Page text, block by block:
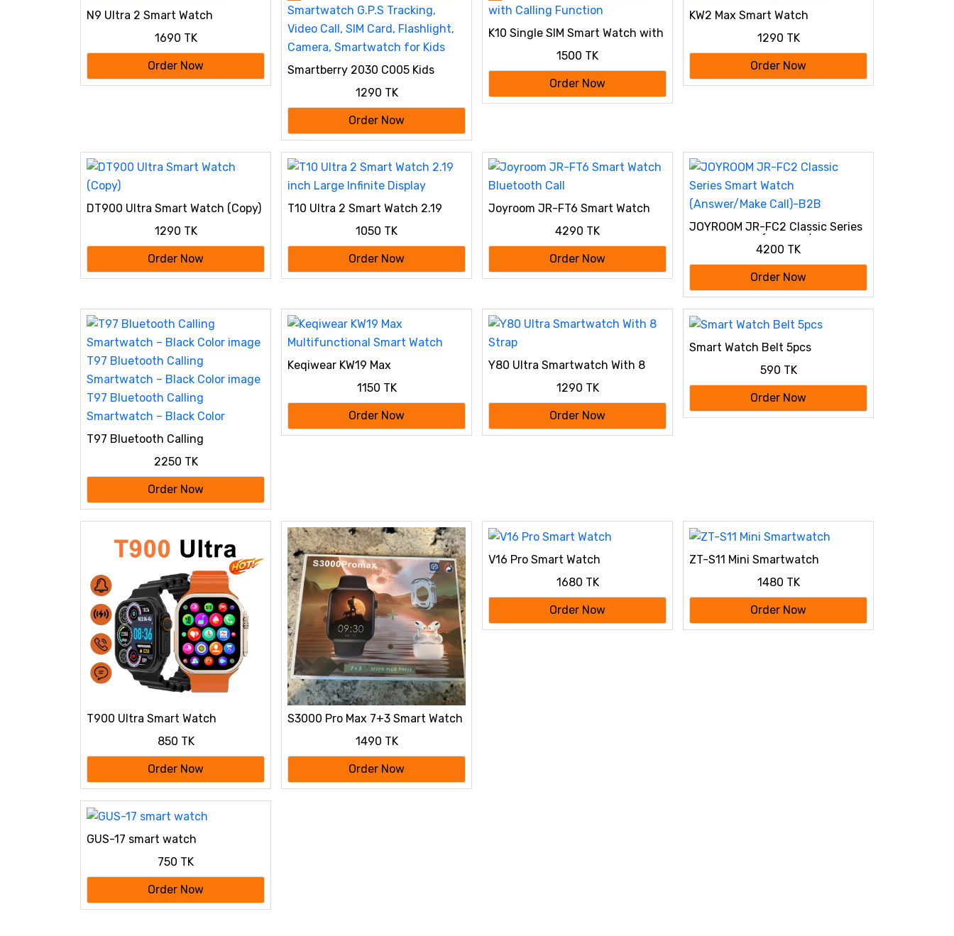
N9 Ultra 2 Smart Watch
1690 TK
Order Now
Smartberry 2030 C005 Kids
Video Call, SIM Card, Flashlight,
Camera, Smartwatch for Kids
1290 TK
Order Now
K10 Single SIM Smart Watch with
1500 TK
Order Now
KW2 Max Smart Watch
1290 TK
Order Now
DT900 Ultra Smart Watch (Copy)
1290 TK
Order Now
T10 Ultra 2 Smart Watch 2.19
1050 TK
Order Now
Joyroom JR-FT6 Smart Watch
4290 TK
Order Now
JOYROOM JR-FC2 Classic Series
Smart Watch (Answer/Make
4200 TK
Order Now
T97 Bluetooth Calling
T97 Bluetooth Calling
Smartwatch – Black Color image
T97 Bluetooth Calling
Smartwatch – Black Color
2250 TK
Order Now
Ke­qiwear KW19 Max
1150 TK
Order Now
Y80 Ultra Smartwatch With 8
1290 TK
Order Now
Smart Watch Belt 5pcs
590 TK
Order Now
T900 Ultra Smart Watch
850 TK
Order Now
S3000 Pro Max 7+3 Smart Watch
1490 TK
Order Now
V16 Pro Smart Watch
1680 TK
Order Now
ZT-S11 Mini Smartwatch
1480 TK
Order Now
GUS-17 smart watch
750 TK
Order Now